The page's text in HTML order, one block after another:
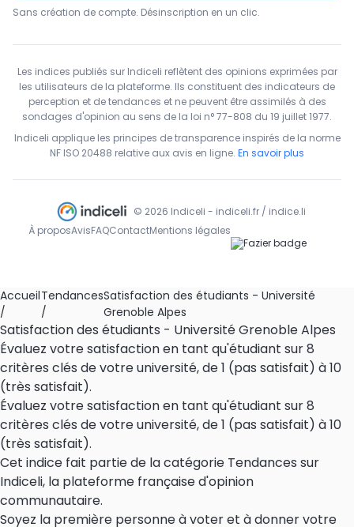
Sans création de compte. Désinscription en un clic.
Les indices publiés sur Indiceli reflètent des opinions exprimées par
les utilisateurs de la plateforme. Ils constituent des indicateurs de
perception et de tendances et ne peuvent être assimilés à des
sondages d'opinion au sens de la loi n° 77-808 du 19 juillet 1977.
Indiceli applique les principes de transparence inspirés de la norme
NF ISO 20488 relative aux avis en ligne. En savoir plus
© 2026 Indiceli - indiceli.fr / indice.li
À proposAvisFAQContactMentions légales
Accueil
/
Tendances
/
Satisfaction des étudiants - Université
Grenoble Alpes
Satisfaction des étudiants - Université Grenoble Alpes
Évaluez votre satisfaction en tant qu'étudiant sur 8
critères clés de votre université, de 1 (pas satisfait) à 10
(très satisfait).
Évaluez votre satisfaction en tant qu'étudiant sur 8
critères clés de votre université, de 1 (pas satisfait) à 10
(très satisfait).
Cet indice fait partie de la catégorie Tendances sur
Indiceli, la plateforme française d'opinion
communautaire.
Soyez la première personne à voter et à donner votre